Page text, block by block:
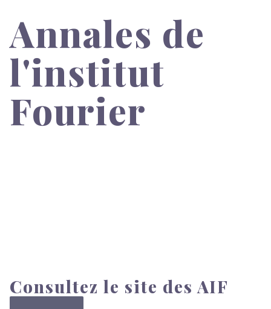
Annales de
l'institut
Fourier
Consultez le site des AIF